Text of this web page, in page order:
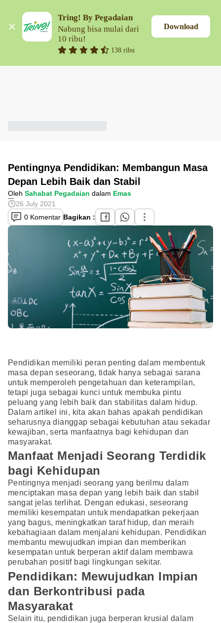
Tring! By Pegadaian
Nabung bisa mulai dari
10 ribu!
138 ribu
Download
Pentingnya Pendidikan: Membangun Masa
Depan Lebih Baik dan Stabil
Oleh Sahabat Pegadaian dalam Emas
26 July 2021
0 Komentar Bagikan :
Pendidikan memiliki peran penting dalam membentuk
masa depan seseorang, tidak hanya sebagai sarana
untuk memperoleh pengetahuan dan keterampilan,
tetapi juga sebagai kunci untuk membuka pintu
peluang yang lebih baik dan stabilitas dalam hidup.
Dalam artikel ini, kita akan bahas apakah pendidikan
seharusnya dianggap sebagai kebutuhan atau sekadar
kewajiban, serta manfaatnya bagi kehidupan dan
masyarakat.
Manfaat Menjadi Seorang Terdidik
bagi Kehidupan
Pentingnya menjadi seorang yang berilmu dalam
menciptakan masa depan yang lebih baik dan stabil
sangat jelas terlihat. Dengan edukasi, seseorang
memiliki kesempatan untuk mendapatkan pekerjaan
yang bagus, meningkatkan taraf hidup, dan meraih
kebahagiaan dalam menjalani kehidupan. Pendidikan
membantu mewujudkan impian dan memberikan
kesempatan untuk berperan aktif dalam membawa
perubahan positif bagi lingkungan sekitar.
Pendidikan: Mewujudkan Impian
dan Berkontribusi pada
Masyarakat
Selain itu, pendidikan juga berperan krusial dalam